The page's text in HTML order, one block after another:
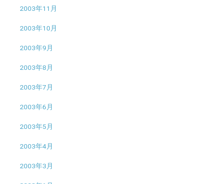
2003年11月
2003年10月
2003年9月
2003年8月
2003年7月
2003年6月
2003年5月
2003年4月
2003年3月